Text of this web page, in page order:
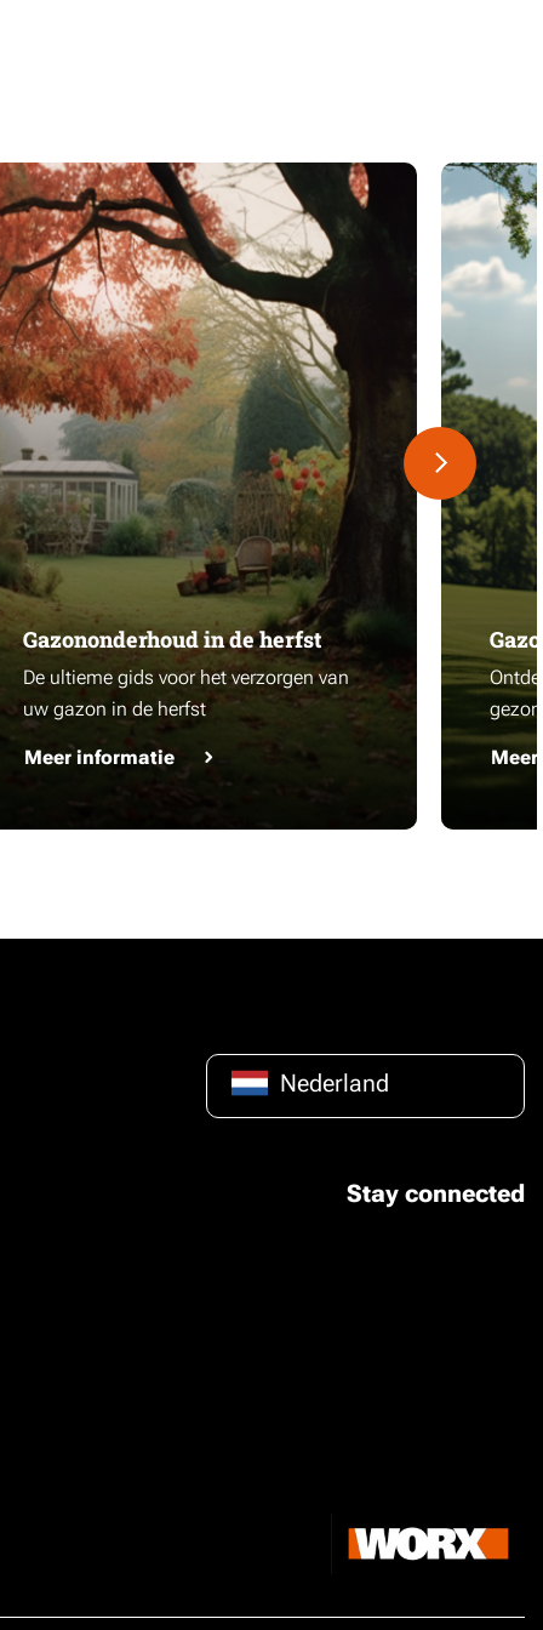
Gazononderhoud in de herfst
De ultieme gids voor het verzorgen van
uw gazon in de herfst
Meer informatie
Nederland
Stay connected